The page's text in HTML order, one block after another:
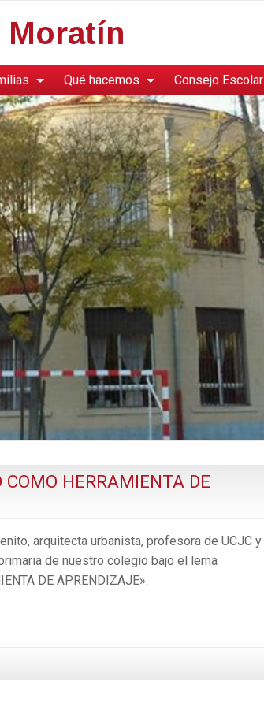
Moratín
Qué hacemos Consejo Escolar
COMO HERRAMIENTA DE
arquitecta urbanista, profesora de UCJC y
de nuestro colegio bajo el lema
DE APRENDIZAJE».